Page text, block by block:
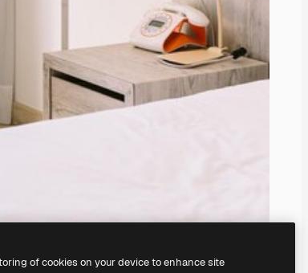
of cookies on your device to enhance site